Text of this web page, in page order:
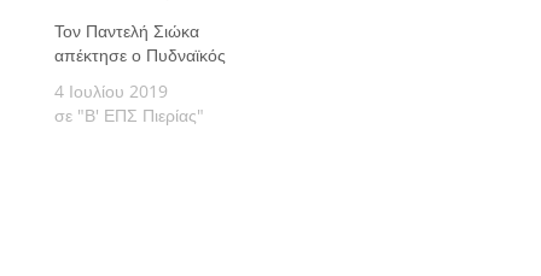
Τον Παντελή Σιώκα
απέκτησε ο Πυδναϊκός
4 Ιουλίου 2019
σε "Β' ΕΠΣ Πιερίας"